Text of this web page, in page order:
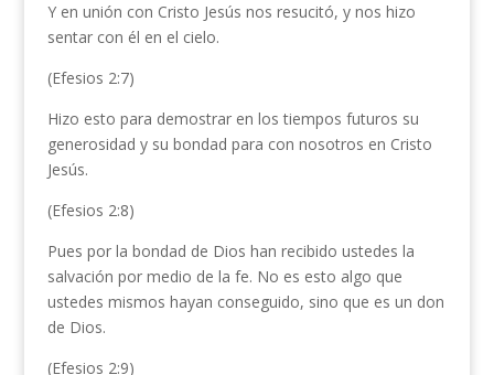
Y en unión con Cristo Jesús nos resucitó, y nos hizo
sentar con él en el cielo.
(Efesios 2:7)
Hizo esto para demostrar en los tiempos futuros su
generosidad y su bondad para con nosotros en Cristo
Jesús.
(Efesios 2:8)
Pues por la bondad de Dios han recibido ustedes la
salvación por medio de la fe. No es esto algo que
ustedes mismos hayan conseguido, sino que es un don
de Dios.
(Efesios 2:9)